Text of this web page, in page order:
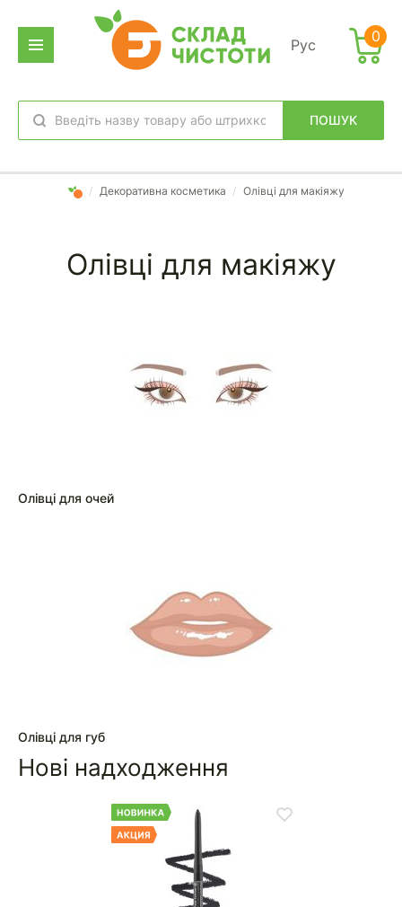
Рус
ПОШУК
обране вхід
0
/ Декоративна косметика / Олівці для макіяжу
Олівці для макіяжу
Олівці для очей
Олівці для губ
Нові надходження
ДЛЯ ГУБ